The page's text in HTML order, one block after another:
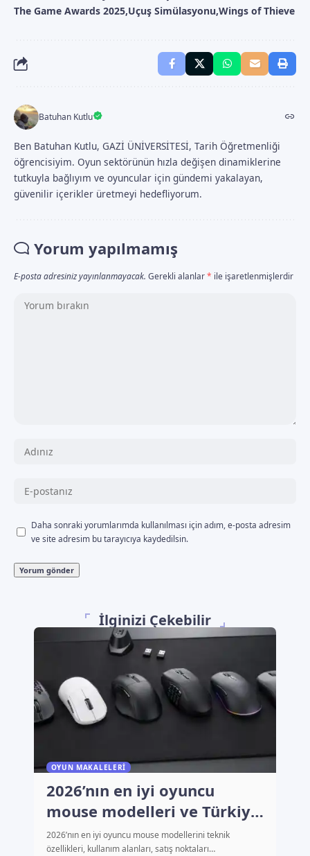
The Game Awards 2025 Uçuş Simülasyonu Wings of Thieve
Batuhan Kutlu
Ben Batuhan Kutlu, GAZİ ÜNİVERSİTESİ, Tarih Öğretmenliği
öğrencisiyim. Oyun sektörünün hızla değişen dinamiklerine
tutkuyla bağlıyım ve oyuncular için gündemi yakalayan,
güvenilir içerikler üretmeyi hedefliyorum.
Yorum yapılmamış
E-posta adresiniz yayınlanmayacak. Gerekli alanlar* ile işaretlenmişlerdir
Daha sonraki yorumlarımda kullanılması için adım, e-posta adresim
ve site adresim bu tarayıcıya kaydedilsin.
İlginizi Çekebilir
OYUN MAKALELERI
2026’nın en iyi oyuncu
mouse modelleri ve Türkiye
fiyatları
2026’nın en iyi oyuncu mouse modellerini teknik
özellikleri, kullanım alanları, satış noktaları…